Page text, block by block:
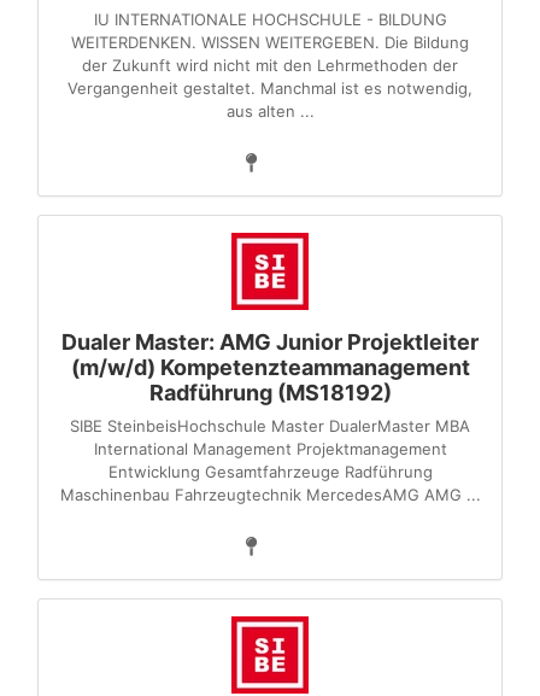
IU INTERNATIONALE HOCHSCHULE - BILDUNG
WEITERDENKEN. WISSEN WEITERGEBEN. Die Bildung
der Zukunft wird nicht mit den Lehrmethoden der
Vergangenheit gestaltet. Manchmal ist es notwendig,
aus alten ...
Dualer Master: AMG Junior Projektleiter
(m/w/d) Kompetenzteammanagement
Radführung (MS18192)
SIBE SteinbeisHochschule Master DualerMaster MBA
International Management Projektmanagement
Entwicklung Gesamtfahrzeuge Radführung
Maschinenbau Fahrzeugtechnik MercedesAMG AMG ...